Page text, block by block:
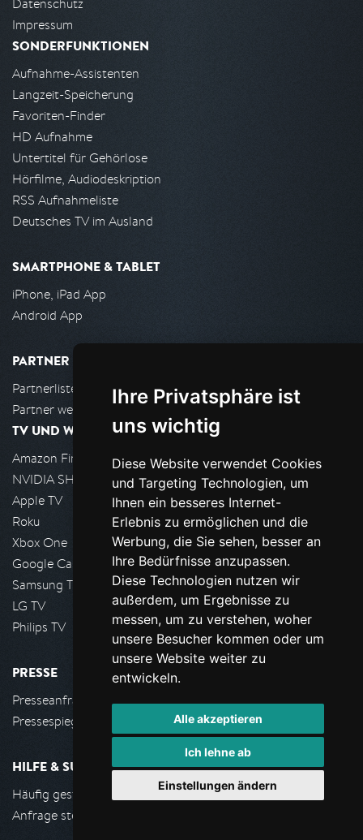
Ihre Privatsphäre ist
uns wichtig
Diese Website verwendet Cookies
und Targeting Technologien, um
Ihnen ein besseres Internet-
Erlebnis zu ermöglichen und die
Werbung, die Sie sehen, besser an
Ihre Bedürfnisse anzupassen.
Diese Technologien nutzen wir
außerdem, um Ergebnisse zu
messen, um zu verstehen, woher
unsere Besucher kommen oder um
unsere Website weiter zu
entwickeln.
Alle akzeptieren
Ich lehne ab
Einstellungen ändern
Datenschutz
Impressum
SONDERFUNKTIONEN
Aufnahme-Assistenten
Langzeit-Speicherung
Favoriten-Finder
HD Aufnahme
Untertitel für Gehörlose
Hörfilme, Audiodeskription
RSS Aufnahmeliste
Deutsches TV im Ausland
SMARTPHONE & TABLET
iPhone, iPad App
Android App
PARTNER
Partnerliste
Partner werden
TV UND WOHNZIMMER
Amazon FireTV
NVIDIA SHIELD, Google TV
Apple TV
Roku
Xbox One
Google Cast
Samsung TV
LG TV
Philips TV
PRESSE
Presseanfrage stellen
Pressespiegel
HILFE & SUPPORT
Häufig gestellte Fragen
Anfrage stellen